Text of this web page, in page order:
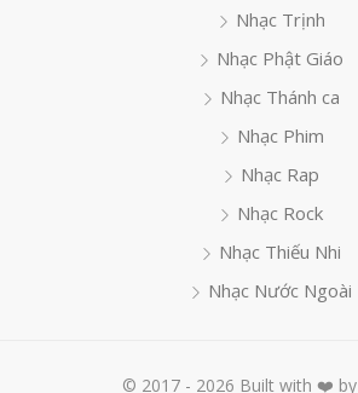
Nhạc Trịnh
Nhạc Phật Giáo
Nhạc Thánh ca
Nhạc Phim
Nhạc Rap
Nhạc Rock
Nhạc Thiếu Nhi
Nhạc Nước Ngoài
© 2017 - 2026 Built with ❤️ by